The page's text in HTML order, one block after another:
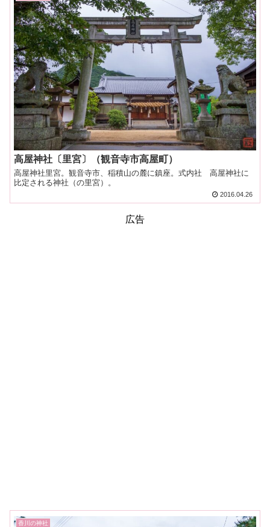
高屋神社〔里宮〕（観音寺市高屋町）
高屋神社里宮。観音寺市、稲積山の麓に鎮座。式内社 高屋神社に
比定される神社（の里宮）。
2016.04.26
広告
香川の神社